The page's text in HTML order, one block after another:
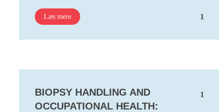
1
Læs mere
1
BIOPSY HANDLING AND
OCCUPATIONAL HEALTH: